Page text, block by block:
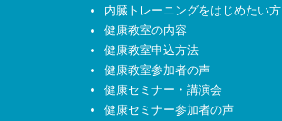
内臓トレーニングをはじめたい方
健康教室の内容
健康教室申込方法
健康教室参加者の声
健康セミナー・講演会
健康セミナー参加者の声